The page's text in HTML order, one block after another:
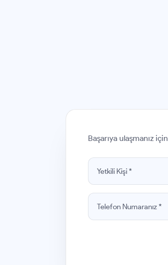
Başarıya ulaşmanız için